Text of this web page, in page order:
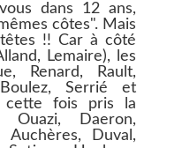
dans 12 ans,
côtes". Mais
!! Car à côté
Lemaire), les
Renard, Rault,
Boulez, Serrié et
cette fois pris la
Ouazi, Daeron,
Auchères, Duval,